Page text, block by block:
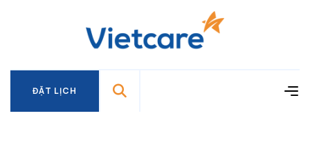
ĐẶT LỊCH